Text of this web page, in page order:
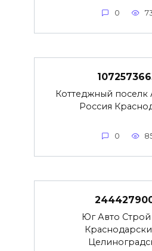
0
Коттеджный поселк
Россия
0
Юг Авто Строй